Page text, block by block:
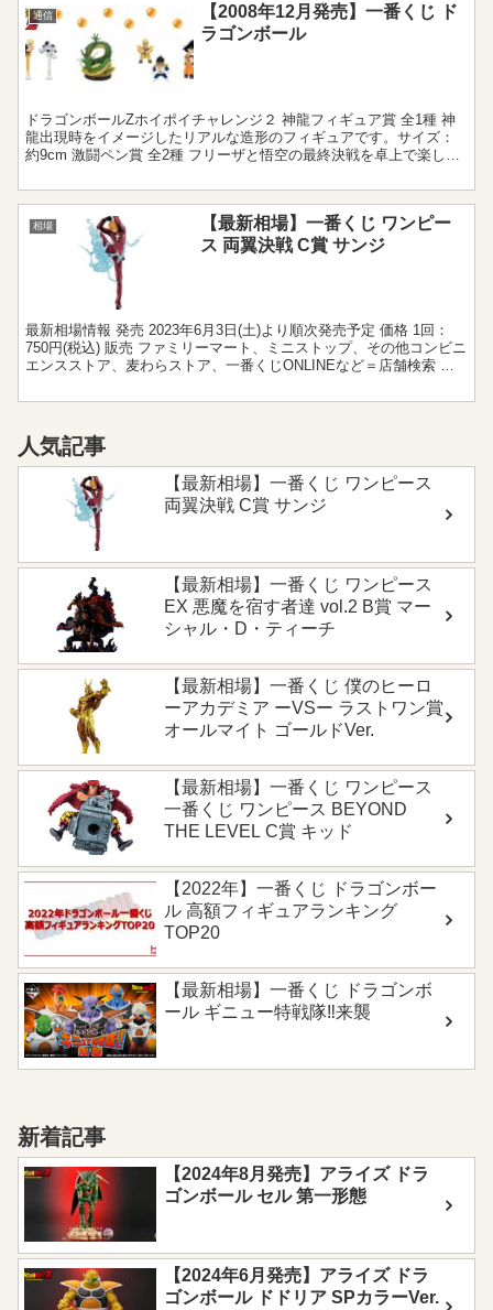
通信
【2008年12月発売】一番くじ ド
ラゴンボール
ドラゴンボールZホイポイチャレンジ２ 神龍フィギュア賞 全1種 神
龍出現時をイメージしたリアルな造形のフィギュアです。サイズ：
約9cm 激闘ペン賞 全2種 フリーザと悟空の最終決戦を卓上で楽しめ
相場
【最新相場】一番くじ ワンピー
ス 両翼決戦 C賞 サンジ
最新相場情報 発売 2023年6月3日(土)より順次発売予定 価格 1回：
750円(税込) 販売 ファミリーマート、ミニストップ、その他コンビニ
エンスストア、麦わらストア、一番くじONLINEなど＝店舗検索 ア
人気記事
【最新相場】一番くじ ワンピース
両翼決戦 C賞 サンジ
【最新相場】一番くじ ワンピース
EX 悪魔を宿す者達 vol.2 B賞 マー
シャル・D・ティーチ
【最新相場】一番くじ 僕のヒーロ
ーアカデミア ーVSー ラストワン賞
オールマイト ゴールドVer.
【最新相場】一番くじ ワンピース
一番くじ ワンピース BEYOND
THE LEVEL C賞 キッド
【2022年】一番くじ ドラゴンボー
ル 高額フィギュアランキング
TOP20
【最新相場】一番くじ ドラゴンボ
ール ギニュー特戦隊‼来襲
新着記事
【2024年8月発売】アライズ ドラ
ゴンボール セル 第一形態
【2024年6月発売】アライズ ドラ
ゴンボール ドドリア SPカラーVer.